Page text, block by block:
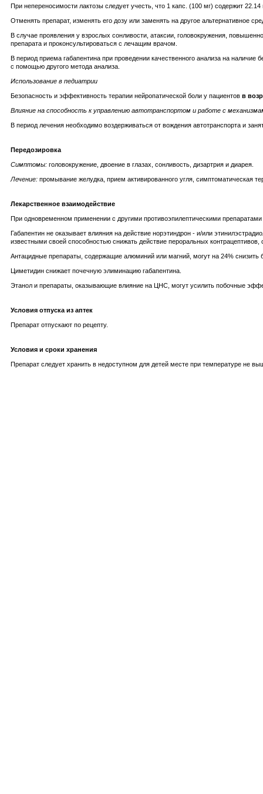
При непереносимости лактозы следует учесть, что 1 капс. (100 мг) содержит
Отменять препарат, изменять его дозу или заменять на другое альтернативное
В случае проявления у взрослых сонливости, атаксии, головокружения,
препарата и проконсультироваться с лечащим врачом.
В период приема габапентина при проведении качественного анализа на
с помощью другого метода анализа.
Использование в педиатрии
Безопасность и эффективность терапии нейропатической боли у пациентов в
Влияние на способность к управлению автотранспортом и работе с
В период лечения необходимо воздерживаться от вождения автотранспорта и
Передозировка
Симптомы: головокружение, двоение в глазах, сонливость, дизартрия и диарея.
Лечение: промывание желудка, прием активированного угля, симптоматическая
Лекарственное взаимодействие
При одновременном применении с другими противоэпилептическими
Габапентин не оказывает влияния на действие норэтиндрон - и/или
известными своей способностью снижать действие пероральных
Антацидные препараты, содержащие алюминий или магний, могут на 24% снизить
Циметидин снижает почечную элиминацию габапентина.
Этанол и препараты, оказывающие влияние на ЦНС, могут усилить побочные
Условия отпуска из аптек
Препарат отпускают по рецепту.
Условия и сроки хранения
Препарат следует хранить в недоступном для детей месте при температуре не